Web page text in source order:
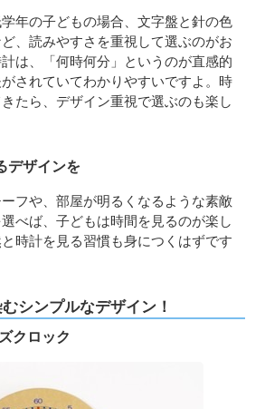
年の子どもの場合、文字盤と針の色
、読みやすさを重視して選ぶのがお
は、「何時何分」というのが直感的
されていてわかりやすいですよ。時
たら、デザイン重視で選ぶのも楽し
デザインを
フや、部屋が明るくなるような素敵
べば、子どもは時間を見るのが楽し
時計を見る習慣も身につくはずです
シンプルなデザイン！
クロック